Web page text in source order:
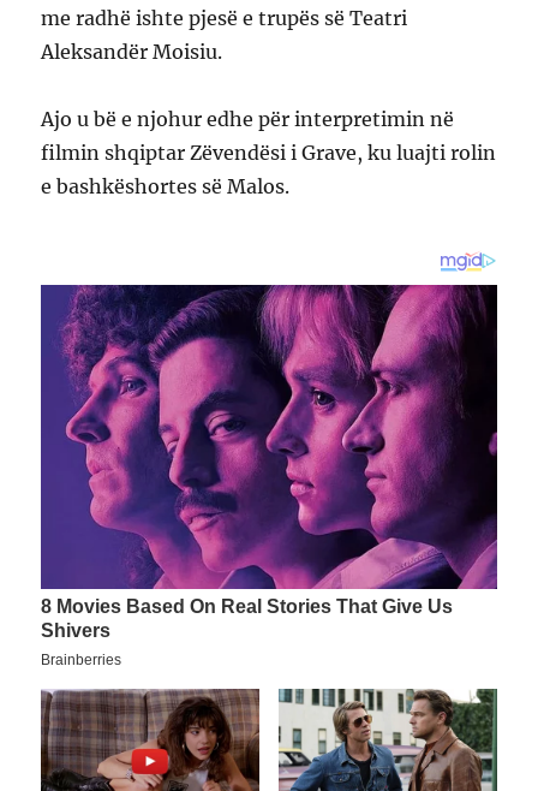
me radhë ishte pjesë e trupës së Teatri
Aleksandër Moisiu.
Ajo u bë e njohur edhe për interpretimin në
filmin shqiptar Zëvendësi i Grave, ku luajti rolin
e bashkëshortes së Malos.